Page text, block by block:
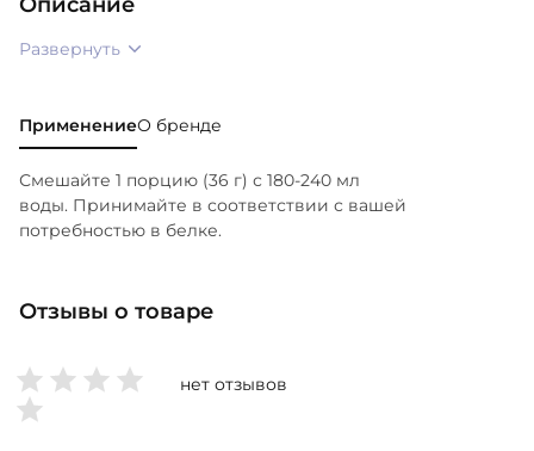
Развернуть
ПрименениеО бренде
Смешайте 1 порцию (36 г) с 180-240 мл
воды. Принимайте в соответствии с вашей
потребностью в белке.
Отзывы о товаре
нет отзывов